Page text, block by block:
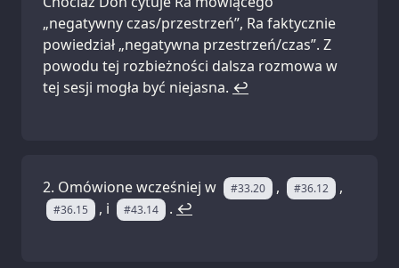
„negatywny czas/przestrzeń”, Ra faktycznie
powiedział „negatywna przestrzeń/czas”. Z
powodu tej rozbieżności dalsza rozmowa w
tej sesji mogła być niejasna. ↩
Omówione wcześniej w #33.20 , #36.12 ,
#36.15 , i #43.14 . ↩